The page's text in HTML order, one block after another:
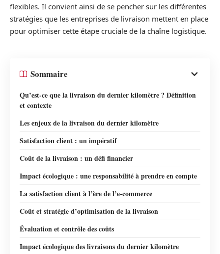
flexibles. Il convient ainsi de se pencher sur les différentes
stratégies que les entreprises de livraison mettent en place
pour optimiser cette étape cruciale de la chaîne logistique.
Sommaire
Qu’est-ce que la livraison du dernier kilomètre ? Définition
et contexte
Les enjeux de la livraison du dernier kilomètre
Satisfaction client : un impératif
Coût de la livraison : un défi financier
Impact écologique : une responsabilité à prendre en compte
La satisfaction client à l’ère de l’e-commerce
Coût et stratégie d’optimisation de la livraison
Évaluation et contrôle des coûts
Impact écologique des livraisons du dernier kilomètre